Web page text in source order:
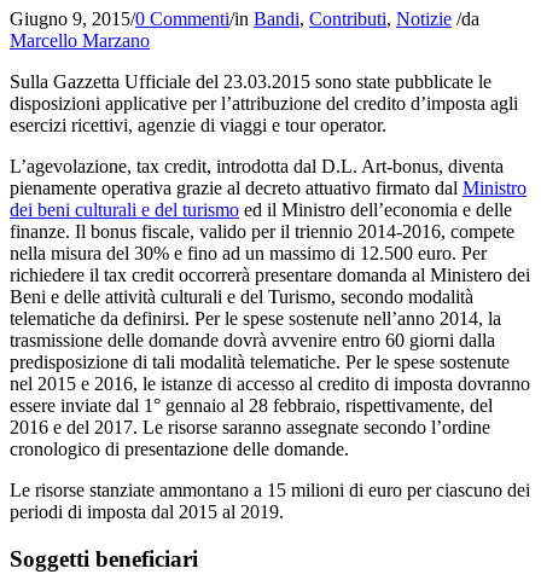
Giugno 9, 2015/0 Commenti/in Bandi, Contributi, Notizie /da
Marcello Marzano
Sulla Gazzetta Ufficiale del 23.03.2015 sono state pubblicate le
disposizioni applicative per l’attribuzione del credito d’imposta agli
esercizi ricettivi, agenzie di viaggi e tour operator.
L’agevolazione, tax credit, introdotta dal D.L. Art-bonus, diventa
pienamente operativa grazie al decreto attuativo firmato dal Ministro
dei beni culturali e del turismo ed il Ministro dell’economia e delle
finanze. Il bonus fiscale, valido per il triennio 2014-2016, compete
nella misura del 30% e fino ad un massimo di 12.500 euro. Per
richiedere il tax credit occorrerà presentare domanda al Ministero dei
Beni e delle attività culturali e del Turismo, secondo modalità
telematiche da definirsi. Per le spese sostenute nell’anno 2014, la
trasmissione delle domande dovrà avvenire entro 60 giorni dalla
predisposizione di tali modalità telematiche. Per le spese sostenute
nel 2015 e 2016, le istanze di accesso al credito di imposta dovranno
essere inviate dal 1° gennaio al 28 febbraio, rispettivamente, del
2016 e del 2017. Le risorse saranno assegnate secondo l’ordine
cronologico di presentazione delle domande.
Le risorse stanziate ammontano a 15 milioni di euro per ciascuno dei
periodi di imposta dal 2015 al 2019.
Soggetti beneficiari